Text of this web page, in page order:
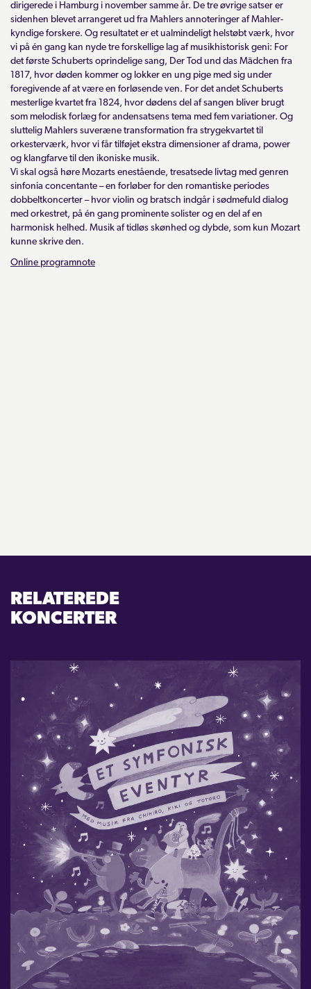
dirigerede i Hamburg i november samme år. De tre øvrige satser er
sidenhen blevet arrangeret ud fra Mahlers annoteringer af Mahler-
kyndige forskere. Og resultatet er et ualmindeligt helstøbt værk, hvor
vi på én gang kan nyde tre forskellige lag af musikhistorisk geni: For
det første Schuberts oprindelige sang, Der Tod und das Mädchen fra
1817, hvor døden kommer og lokker en ung pige med sig under
foregivende af at være en forløsende ven. For det andet Schuberts
mesterlige kvartet fra 1824, hvor dødens del af sangen bliver brugt
som melodisk forlæg for andensatsens tema med fem variationer. Og
sluttelig Mahlers suveræne transformation fra strygekvartet til
orkesterværk, hvor vi får tilføjet ekstra dimensioner af drama, power
og klangfarve til den ikoniske musik.
Vi skal også høre Mozarts enestående, tresatsede livtag med genren
sinfonia concentante – en forløber for den romantiske periodes
dobbeltkoncerter – hvor violin og bratsch indgår i sødmefuld dialog
med orkestret, på én gang prominente solister og en del af en
harmonisk helhed. Musik af tidløs skønhed og dybde, som kun Mozart
kunne skrive den.
Online programnote
RELATEREDE
KONCERTER